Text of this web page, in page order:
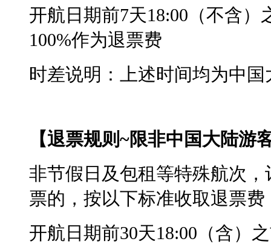
开航日期前7天18:00（不含
100%作为退票费
时差说明：上述时间均为中国
【退票规则~限非中国大陆游
非节假日及包租等特殊航次
票的，按以下标准收取退票费
开航日期前30天18:00（含）